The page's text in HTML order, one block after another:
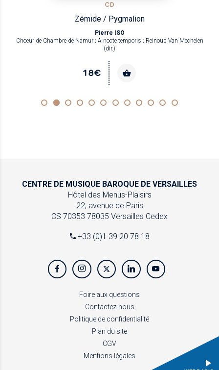
CD
Zémide / Pygmalion
Pierre ISO
Choeur de Chambre de Namur ; A nocte temporis ; Reinoud Van Mechelen
(dir.)
18€
CENTRE DE MUSIQUE BAROQUE DE VERSAILLES
Hôtel des Menus-Plaisirs
22, avenue de Paris
CS 70353 78035 Versailles Cedex
+33 (0)1 39 20 78 18
Foire aux questions
Contactez-nous
Politique de confidentialité
Plan du site
CGV
Mentions légales